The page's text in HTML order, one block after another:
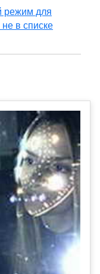
режим для
в списке